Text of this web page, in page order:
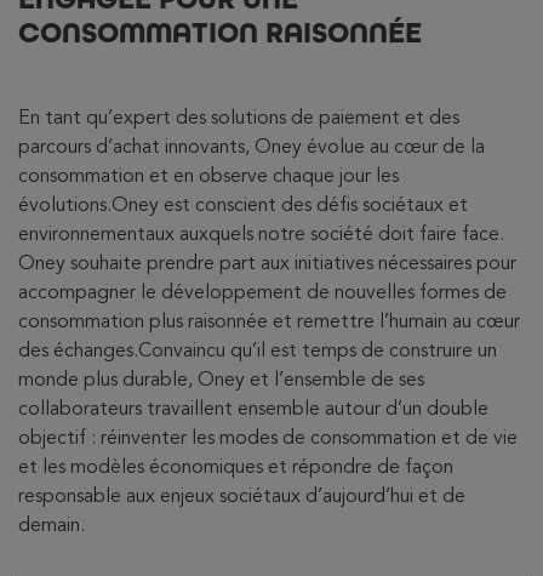
CONSOMMATION RAISONNÉE
En tant qu’expert des solutions de paiement et des
parcours d’achat innovants, Oney évolue au cœur de la
consommation et en observe chaque jour les
évolutions.Oney est conscient des défis sociétaux et
environnementaux auxquels notre société doit faire face.
Oney souhaite prendre part aux initiatives nécessaires pour
accompagner le développement de nouvelles formes de
consommation plus raisonnée et remettre l’humain au cœur
des échanges.Convaincu qu’il est temps de construire un
monde plus durable, Oney et l’ensemble de ses
collaborateurs travaillent ensemble autour d’un double
objectif : réinventer les modes de consommation et de vie
et les modèles économiques et répondre de façon
responsable aux enjeux sociétaux d’aujourd’hui et de
demain.